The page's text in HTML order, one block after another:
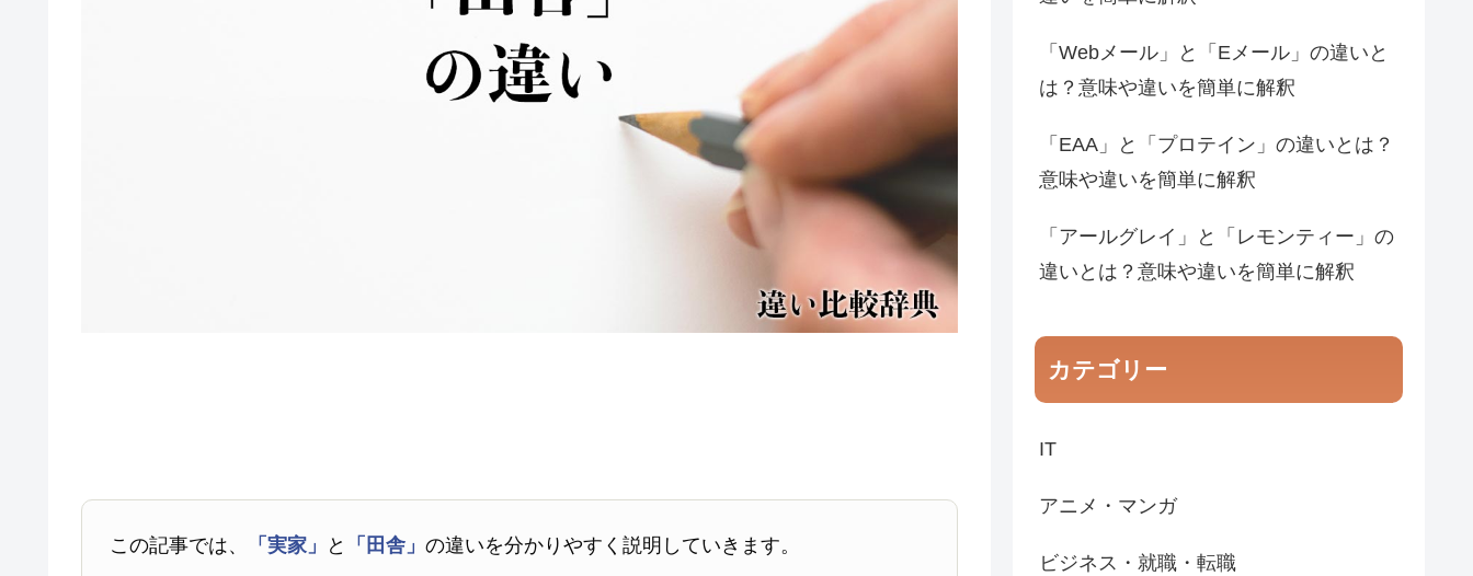
この記事では、 「実家」 と 「田舎」の違いを分かりやすく説明していきます。
「Webメール」と「Eメール」の違いと
は？意味や違いを簡単に解釈
「EAA」と「プロテイン」の違いとは？
意味や違いを簡単に解釈
「アールグレイ」と「レモンティー」の
違いとは？意味や違いを簡単に解釈
カテゴリー
IT
アニメ・マンガ
ビジネス・就職・転職